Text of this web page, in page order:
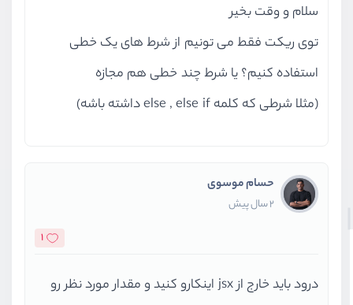
سلام و وقت بخیر
توی ریکت فقط می تونیم از شرط های یک خطی
استفاده کنیم؟ یا شرط چند خطی هم مجازه
(مثلا شرطی که کلمه else , else if داشته باشه)
حسام موسوی
2 سال پیش
1
درود باید خارج از jsx اینکارو کنید و مقدار مورد نظر رو